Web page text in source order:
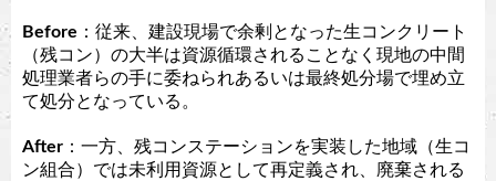
Before ：従来、建設現場で余剰となった生コンクリート
（残コン）の大半は資源循環されることなく現地の中間
処理業者らの手に委ねられあるいは最終処分場で埋め立
て処分となっている。
After ：一方、残コンステーションを実装した地域（生コ
ン組合）では未利用資源として再定義され、廃棄される